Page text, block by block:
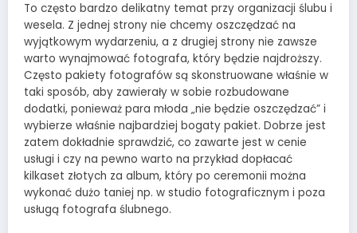
To często bardzo delikatny temat przy organizacji ślubu i
wesela. Z jednej strony nie chcemy oszczędzać na
wyjątkowym wydarzeniu, a z drugiej strony nie zawsze
warto wynajmować fotografa, który będzie najdroższy.
Często pakiety fotografów są skonstruowane właśnie w
taki sposób, aby zawierały w sobie rozbudowane
dodatki, ponieważ para młoda „nie będzie oszczędzać” i
wybierze właśnie najbardziej bogaty pakiet. Dobrze jest
zatem dokładnie sprawdzić, co zawarte jest w cenie
usługi i czy na pewno warto na przykład dopłacać
kilkaset złotych za album, który po ceremonii można
wykonać dużo taniej np. w studio fotograficznym i poza
usługą fotografa ślubnego.